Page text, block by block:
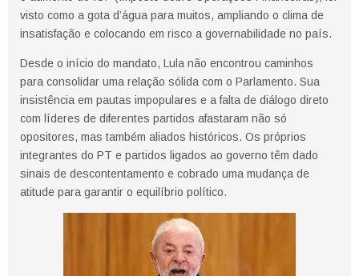
visto como a gota d’água para muitos, ampliando o clima de
insatisfação e colocando em risco a governabilidade no país.
Desde o início do mandato, Lula não encontrou caminhos
para consolidar uma relação sólida com o Parlamento. Sua
insistência em pautas impopulares e a falta de diálogo direto
com líderes de diferentes partidos afastaram não só
opositores, mas também aliados históricos. Os próprios
integrantes do PT e partidos ligados ao governo têm dado
sinais de descontentamento e cobrado uma mudança de
atitude para garantir o equilíbrio político.